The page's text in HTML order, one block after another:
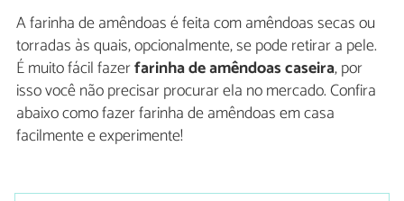
A farinha de amêndoas é feita com amêndoas secas ou
torradas às quais, opcionalmente, se pode retirar a pele.
É muito fácil fazerfarinha de amêndoas caseira, por
isso você não precisar procurar ela no mercado. Confira
abaixo como fazer farinha de amêndoas em casa
facilmente e experimente!